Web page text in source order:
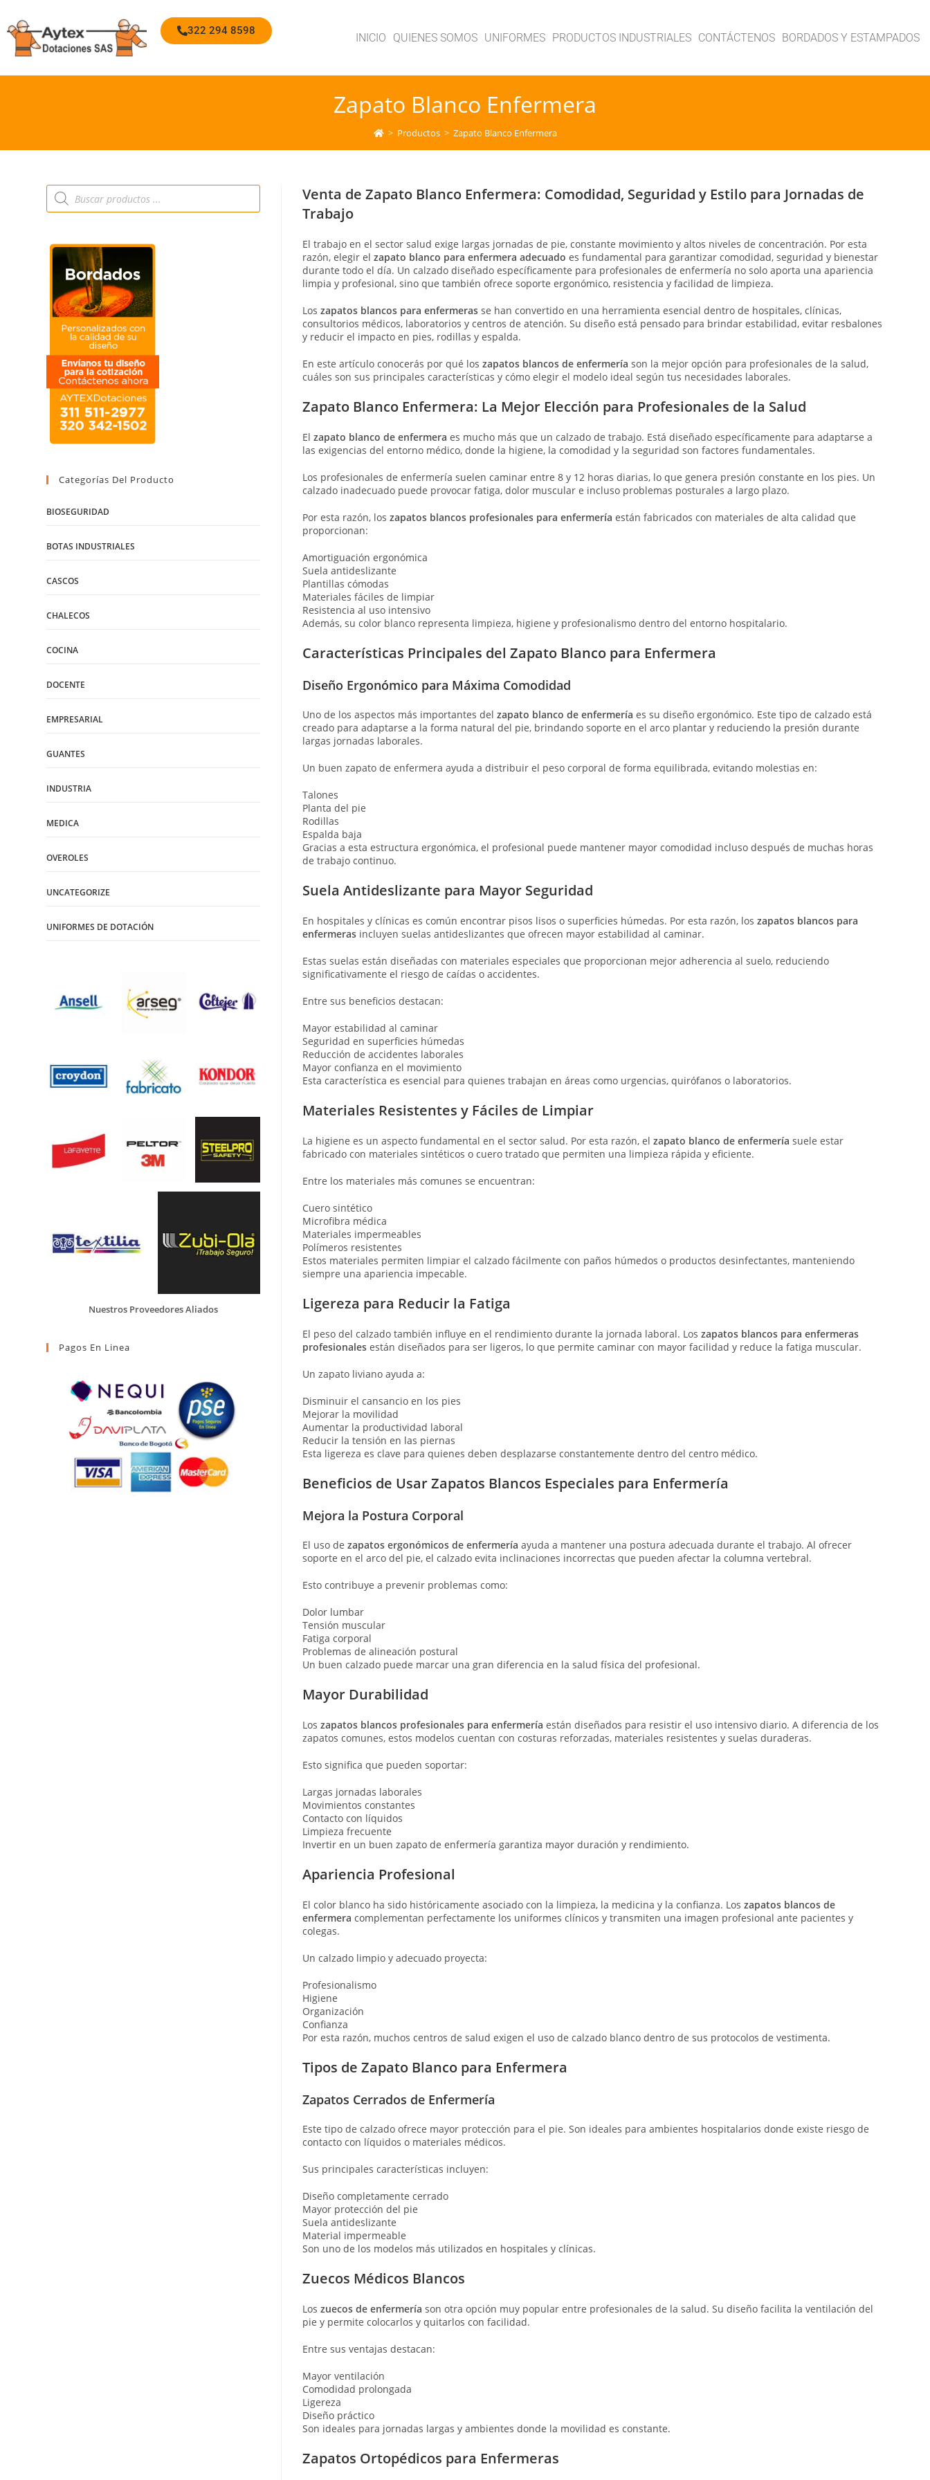
322 294 8598
INICIO QUIENES SOMOS UNIFORMES PRODUCTOS INDUSTRIALES CONTÁCTENOS BORDADOS Y ESTAMPADOS
Zapato Blanco Enfermera
> Productos > Zapato Blanco Enfermera
Venta de Zapato Blanco Enfermera: Comodidad, Seguridad y Estilo para Jornadas de
Trabajo
El trabajo en el sector salud exige largas jornadas de pie, constante movimiento y altos niveles de concentración. Por esta
razón, elegir el zapato blanco para enfermera adecuado es fundamental para garantizar comodidad, seguridad y bienestar
durante todo el día. Un calzado diseñado específicamente para profesionales de enfermería no solo aporta una apariencia
limpia y profesional, sino que también ofrece soporte ergonómico, resistencia y facilidad de limpieza.
Los zapatos blancos para enfermerasse han convertido en una herramienta esencial dentro de hospitales, clínicas,
consultorios médicos, laboratorios y centros de atención. Su diseño está pensado para brindar estabilidad, evitar resbalones
y reducir el impacto en pies, rodillas y espalda.
En este artículo conocerás por qué los zapatos blancos de enfermería son la mejor opción para profesionales de la salud,
cuáles son sus principales características y cómo elegir el modelo ideal según tus necesidades laborales.
Zapato Blanco Enfermera: La Mejor Elección para Profesionales de la Salud
El zapato blanco de enfermera es mucho más que un calzado de trabajo. Está diseñado específicamente para adaptarse a
las exigencias del entorno médico, donde la higiene, la comodidad y la seguridad son factores fundamentales.
Los profesionales de enfermería suelen caminar entre 8 y 12 horas diarias, lo que genera presión constante en los pies. Un
calzado inadecuado puede provocar fatiga, dolor muscular e incluso problemas posturales a largo plazo.
Por esta razón, los zapatos blancos profesionales para enfermería están fabricados con materiales de alta calidad que
proporcionan:
Amortiguación ergonómica
Suela antideslizante
Plantillas cómodas
Materiales fáciles de limpiar
Resistencia al uso intensivo
Además, su color blanco representa limpieza, higiene y profesionalismo dentro del entorno hospitalario.
Características Principales del Zapato Blanco para Enfermera
Diseño Ergonómico para Máxima Comodidad
Uno de los aspectos más importantes del zapato blanco de enfermería es su diseño ergonómico. Este tipo de calzado está
creado para adaptarse a la forma natural del pie, brindando soporte en el arco plantar y reduciendo la presión durante
largas jornadas laborales.
Un buen zapato de enfermera ayuda a distribuir el peso corporal de forma equilibrada, evitando molestias en:
Talones
Planta del pie
Rodillas
Espalda baja
Gracias a esta estructura ergonómica, el profesional puede mantener mayor comodidad incluso después de muchas horas
de trabajo continuo.
Suela Antideslizante para Mayor Seguridad
En hospitales y clínicas es común encontrar pisos lisos o superficies húmedas. Por esta razón, los zapatos blancos para
enfermerasincluyen suelas antideslizantes que ofrecen mayor estabilidad al caminar.
Estas suelas están diseñadas con materiales especiales que proporcionan mejor adherencia al suelo, reduciendo
significativamente el riesgo de caídas o accidentes.
Entre sus beneficios destacan:
Mayor estabilidad al caminar
Seguridad en superficies húmedas
Reducción de accidentes laborales
Mayor confianza en el movimiento
Esta característica es esencial para quienes trabajan en áreas como urgencias, quirófanos o laboratorios.
Materiales Resistentes y Fáciles de Limpiar
La higiene es un aspecto fundamental en el sector salud. Por esta razón, el zapato blanco de enfermería suele estar
fabricado con materiales sintéticos o cuero tratado que permiten una limpieza rápida y eficiente.
Entre los materiales más comunes se encuentran:
Cuero sintético
Microfibra médica
Materiales impermeables
Polímeros resistentes
Estos materiales permiten limpiar el calzado fácilmente con paños húmedos o productos desinfectantes, manteniendo
siempre una apariencia impecable.
Ligereza para Reducir la Fatiga
El peso del calzado también influye en el rendimiento durante la jornada laboral. Los zapatos blancos para enfermeras
profesionalesestán diseñados para ser ligeros, lo que permite caminar con mayor facilidad y reduce la fatiga muscular.
Un zapato liviano ayuda a:
Disminuir el cansancio en los pies
Mejorar la movilidad
Aumentar la productividad laboral
Reducir la tensión en las piernas
Esta ligereza es clave para quienes deben desplazarse constantemente dentro del centro médico.
Beneficios de Usar Zapatos Blancos Especiales para Enfermería
Mejora la Postura Corporal
El uso de zapatos ergonómicos de enfermería ayuda a mantener una postura adecuada durante el trabajo. Al ofrecer
soporte en el arco del pie, el calzado evita inclinaciones incorrectas que pueden afectar la columna vertebral.
Esto contribuye a prevenir problemas como:
Dolor lumbar
Tensión muscular
Fatiga corporal
Problemas de alineación postural
Un buen calzado puede marcar una gran diferencia en la salud física del profesional.
Mayor Durabilidad
Los zapatos blancos profesionales para enfermería están diseñados para resistir el uso intensivo diario. A diferencia de los
zapatos comunes, estos modelos cuentan con costuras reforzadas, materiales resistentes y suelas duraderas.
Esto significa que pueden soportar:
Largas jornadas laborales
Movimientos constantes
Contacto con líquidos
Limpieza frecuente
Invertir en un buen zapato de enfermería garantiza mayor duración y rendimiento.
Apariencia Profesional
El color blanco ha sido históricamente asociado con la limpieza, la medicina y la confianza. Los zapatos blancos de
enfermera complementan perfectamente los uniformes clínicos y transmiten una imagen profesional ante pacientes y
colegas.
Un calzado limpio y adecuado proyecta:
Profesionalismo
Higiene
Organización
Confianza
Por esta razón, muchos centros de salud exigen el uso de calzado blanco dentro de sus protocolos de vestimenta.
Tipos de Zapato Blanco para Enfermera
Zapatos Cerrados de Enfermería
Este tipo de calzado ofrece mayor protección para el pie. Son ideales para ambientes hospitalarios donde existe riesgo de
contacto con líquidos o materiales médicos.
Sus principales características incluyen:
Diseño completamente cerrado
Mayor protección del pie
Suela antideslizante
Material impermeable
Son uno de los modelos más utilizados en hospitales y clínicas.
Zuecos Médicos Blancos
Los zuecos de enfermería son otra opción muy popular entre profesionales de la salud. Su diseño facilita la ventilación del
pie y permite colocarlos y quitarlos con facilidad.
Entre sus ventajas destacan:
Mayor ventilación
Comodidad prolongada
Ligereza
Diseño práctico
Son ideales para jornadas largas y ambientes donde la movilidad es constante.
Zapatos Ortopédicos para Enfermeras
Categorías Del Producto
BIOSEGURIDAD
BOTAS INDUSTRIALES
CASCOS
CHALECOS
COCINA
DOCENTE
EMPRESARIAL
GUANTES
INDUSTRIA
MEDICA
OVEROLES
UNCATEGORIZE
UNIFORMES DE DOTACIÓN
Nuestros Proveedores Aliados
Pagos En Linea